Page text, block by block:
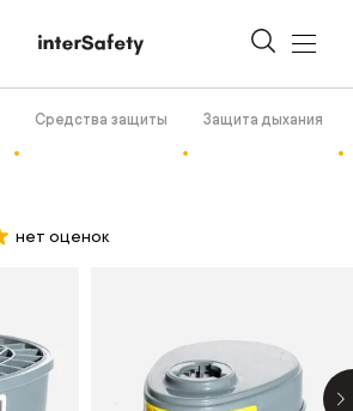
Средства защиты Защита дыхания
нет оценок